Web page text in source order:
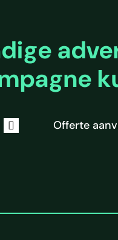
Offerte